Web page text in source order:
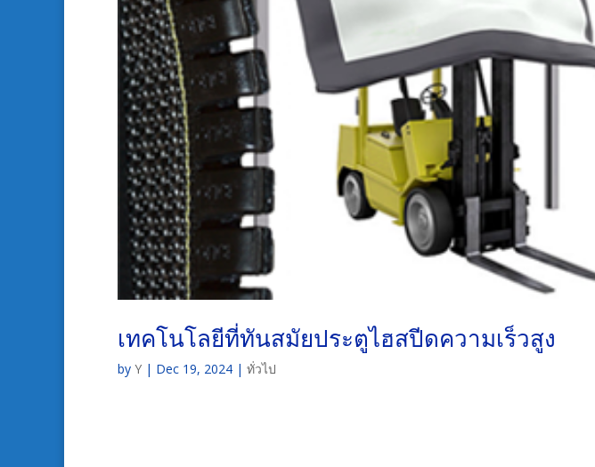
เทคโนโลยีที่ทันสมัยประตูไฮสปีดความเร็วสูง
by Y | Dec 19, 2024 | ทั่วไป